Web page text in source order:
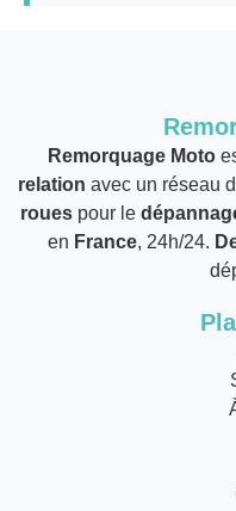
Remorquage Moto
relation avec un réseau
roues pour le
en France, 24h/24.